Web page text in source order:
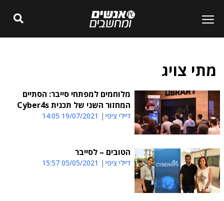
מתי צויג
מלוחמים למפתחי סייבר: הסתיים
המחזור השני של תכנית Cyber4s
דיילי ציפי 19/07/2021 14:05
הטובים – לסייבר
דיילי ציפי 05/05/2021 15:57